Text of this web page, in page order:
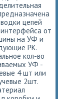
цепей
от
на УФ и
РК.
кол-во
УФ -
4 шт или
2шт.